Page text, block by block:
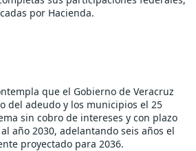
por Hacienda.
que el Gobierno de Veracruz
del adeudo y los municipios el 25
sin cobro de intereses y con plazo
año 2030, adelantando seis años el
proyectado para 2036.